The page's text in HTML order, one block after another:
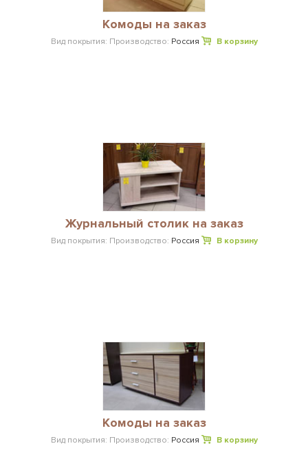
Комоды на заказ
Вид покрытия: Производство: Россия В корзину
Журнальный столик на заказ
Вид покрытия: Производство: Россия В корзину
Комоды на заказ
Вид покрытия: Производство: Россия В корзину